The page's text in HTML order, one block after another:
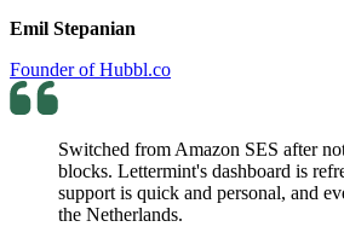
Emil Stepanian
Founder of Hubbl.co
Switched from Amazon SES after
blocks. Lettermint's dashboard is
support is quick and personal, and
the Netherlands.